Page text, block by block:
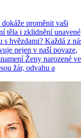
proměnit vaši
těla i zklidnění unavené
hvězdami? Každá z
nejen v naší povaze,
Ženy narozené ve
žár, odvahu a